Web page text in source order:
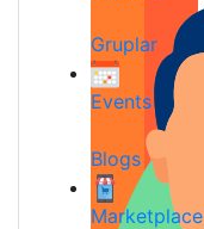
Gruplar
Events
Blogs
Marketplace